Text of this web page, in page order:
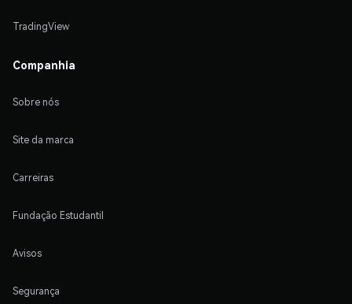
TradingView
Companhia
Sobre nós
Site da marca
Carreiras
Fundação Estudantil
Avisos
Segurança